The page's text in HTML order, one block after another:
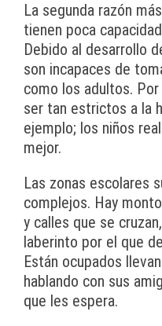
La segunda razón
tienen poca
Debido al desarrollo
son incapaces de
como los adultos.
ser tan estrictos a la
ejemplo; los niños
mejor.
Las zonas escolares
complejos. Hay
y calles que se
laberinto por el que
Están ocupados
hablando con sus
que les espera.